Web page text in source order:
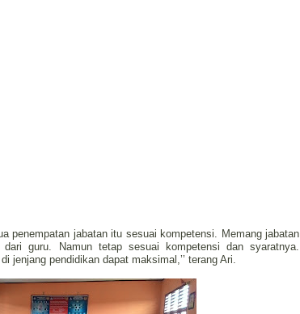
penempatan jabatan itu sesuai kompetensi. Memang jabatan
dari guru. Namun tetap sesuai kompetensi dan syaratnya.
jenjang pendidikan dapat maksimal,’’ terang Ari.